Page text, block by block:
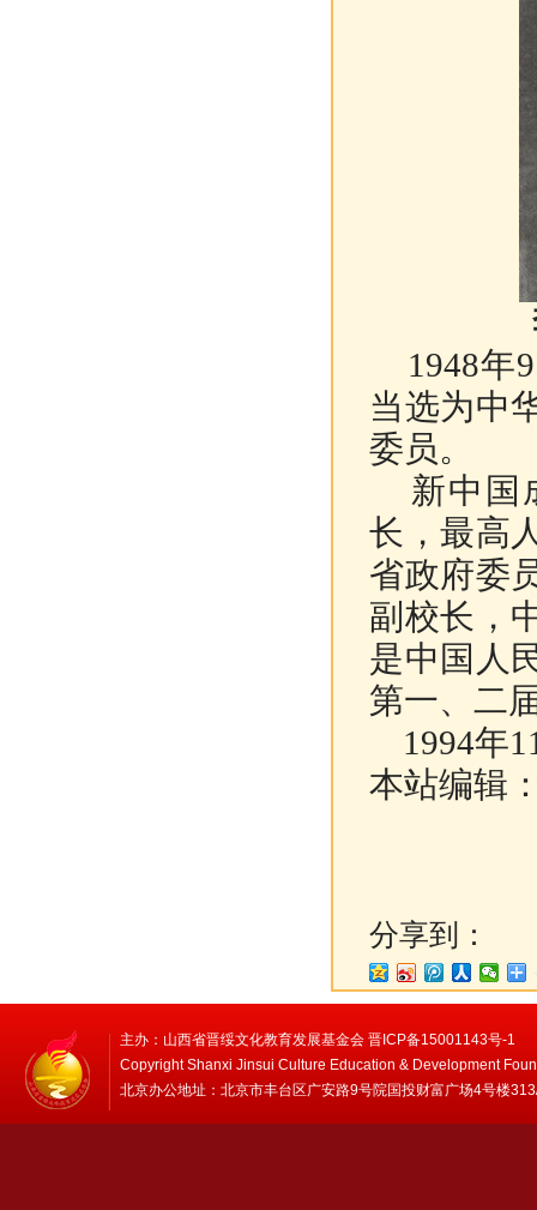
1948年9
当选为中
委员。
新中国
长，最高
省政府委
副校长，
是中国人
第一、二
1994年
本站编辑
分享到：
主办：山西省晋绥文化教育发展基金会 晋ICP备15001143号-1
Copyright Shanxi Jinsui Culture Education & Development
北京办公地址：北京市丰台区广安路9号院国投财富广场4号楼